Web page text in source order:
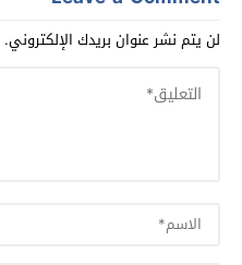
لن يتم نشر عنوان بريدك الإلكتروني.